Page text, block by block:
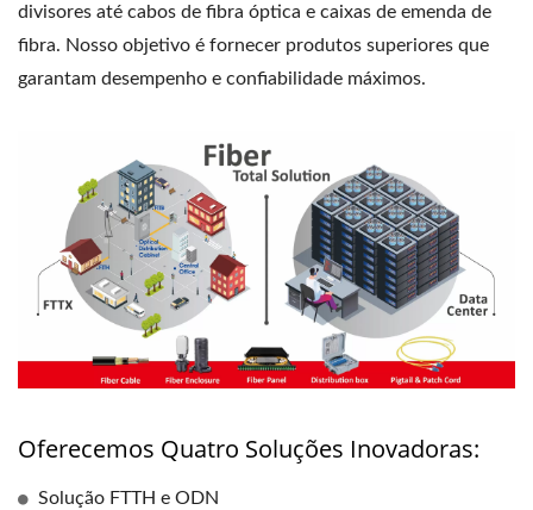
divisores até cabos de fibra óptica e caixas de emenda de
fibra. Nosso objetivo é fornecer produtos superiores que
garantam desempenho e confiabilidade máximos.
Oferecemos Quatro Soluções Inovadoras:
Solução FTTH e ODN